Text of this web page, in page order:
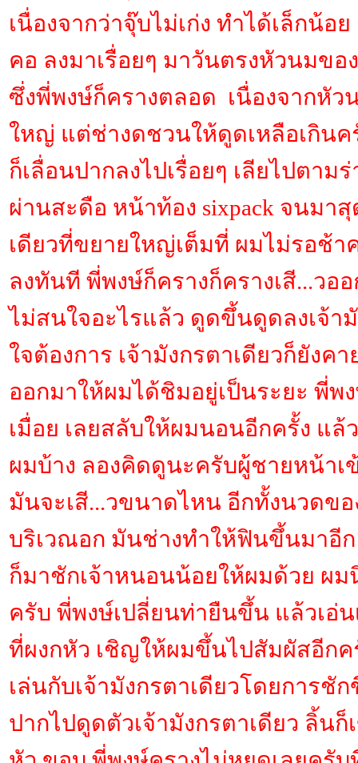
เนื่องจากว่าจุ๊บไม่เก่ง ทำได้เล็กน้อ
คอ ลงมาเรื่อยๆ มาวันตรงหัวนมขอ
ซึ่งพี่พงษ์ก็ครางตลอด เนื่องจากหัว
ใหญ่ แต่ช่างดชวนให้ดูดเหลือเกิน
ก็เลื่อนปากลงไปเรื่อยๆ เลียไปตาม
ผ่านสะดือ หน้าท้อง sixpack จนมา
เดียวที่ขยายใหญ่เต็มที่ ผมไม่รอช้า
ลงทันที พี่พงษ์ก็ครางก็ครางเสี...ว
ไม่สนใจอะไรแล้ว ดูดขึ้นดูดลงเจ้า
ใจต้องการ เจ้ามังกรตาเดียวก็ยังค
ออกมาให้ผมได้ชิมอยู่เป็นระยะ พี่พ
เมื่อย เลยสลับให้ผมนอนอีกครั้ง แ
ผมบ้าง ลองคิดดูนะครับผู้ชายหน้า
มันจะเสี...วขนาดไหน อีกทั้งนวดข
บริเวณอก มันช่างทำให้ฟินขึ้นมาอี
ก็มาชักเจ้าหนอนน้อยให้ผมด้วย ผม
ครับ พี่พงษ์เปลี่ยนท่ายืนขึ้น แล้วเอ่น
ที่ผงกหัว เชิญให้ผมขึ้นไปสัมผัสอีกค
เล่นกับเจ้ามังกรตาเดียวโดยการชั
ปากไปดูดตัวเจ้ามังกรตาเดียว ลิ้นก็